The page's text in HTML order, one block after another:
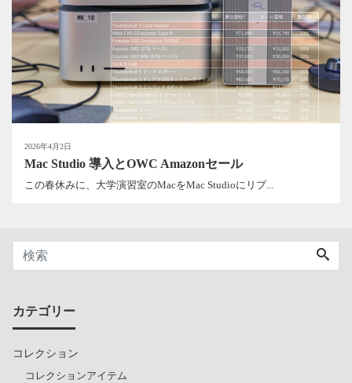
2026年4月2日
Mac Studio 導入とOWC Amazonセール
この春休みに、大学演習室のMacをMac Studioにリプ...
カテゴリー
コレクション
コレクションアイテム